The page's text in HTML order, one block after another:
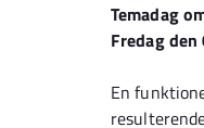
Temadag
Fredag
En